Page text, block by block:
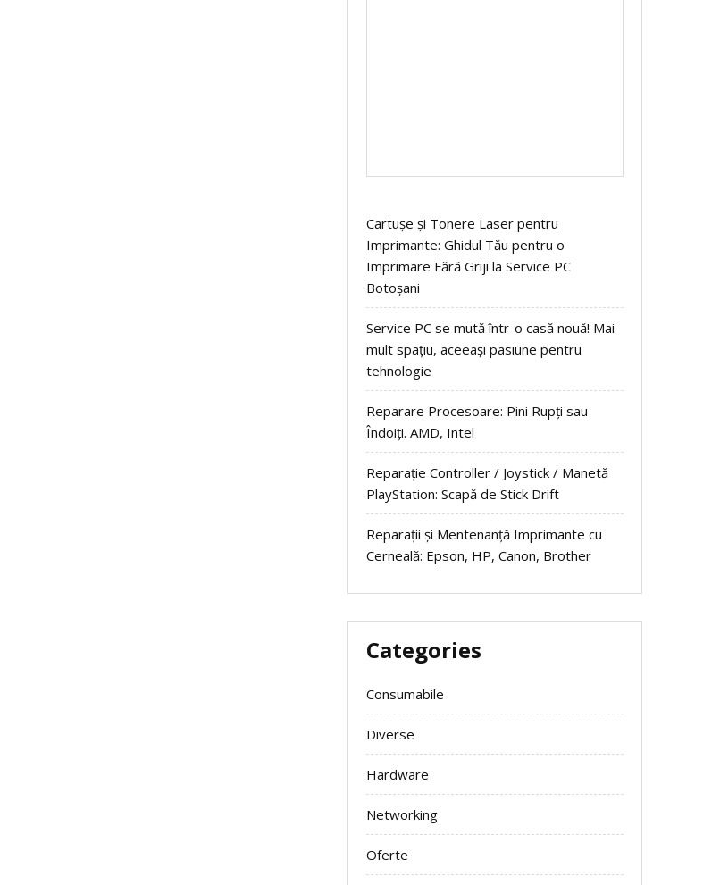
Cartușe și Tonere Laser pentru
Imprimante: Ghidul Tău pentru o
Imprimare Fără Griji la Service PC
Botoșani
Service PC se mută într-o casă nouă! Mai
mult spațiu, aceeași pasiune pentru
tehnologie
Reparare Procesoare: Pini Rupți sau
Îndoiți. AMD, Intel
Reparație Controller / Joystick / Manetă
PlayStation: Scapă de Stick Drift
Reparații și Mentenanță Imprimante cu
Cerneală: Epson, HP, Canon, Brother
Categories
Consumabile
Diverse
Hardware
Networking
Oferte